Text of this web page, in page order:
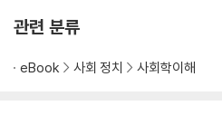
o?
Resist! Growth over Success
Icons of the Young Generation:
관련 분류
eBook 사회 정치 사회학이해